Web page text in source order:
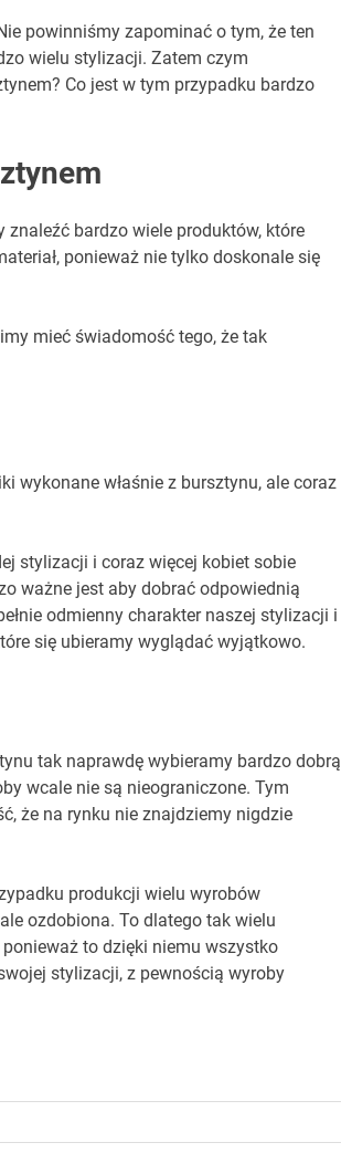
powinniśmy zapominać o tym, że ten
wielu stylizacji. Zatem czym
Co jest w tym przypadku bardzo
znaleźć bardzo wiele produktów, które
ponieważ nie tylko doskonale się
mieć świadomość tego, że tak
wykonane właśnie z bursztynu, ale coraz
stylizacji i coraz więcej kobiet sobie
ważne jest aby dobrać odpowiednią
odmienny charakter naszej stylizacji i
się ubieramy wyglądać wyjątkowo.
tak naprawdę wybieramy bardzo dobrą
wcale nie są nieograniczone. Tym
że na rynku nie znajdziemy nigdzie
produkcji wielu wyrobów
ozdobiona. To dlatego tak wielu
to dzięki niemu wszystko
stylizacji, z pewnością wyroby